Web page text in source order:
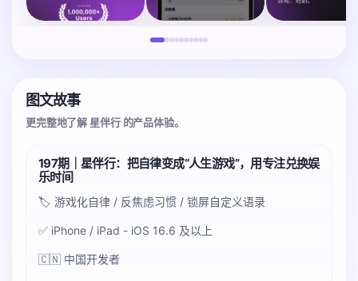
图文故事
更完整地了解 星伴行 的产品体验。
197期｜星伴行：把自律变成“人生游戏”，用专注兑换娱
乐时间
🏷️ 游戏化自律 / 反焦虑习惯 / 锁屏自定义语录
✅ iPhone / iPad - iOS 16.6 及以上
🇨🇳 中国开发者